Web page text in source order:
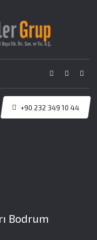
+90 232 349 10 44
Bodrum